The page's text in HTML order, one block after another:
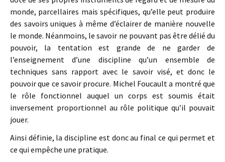
monde, parcellaires mais spécifiques, qu’elle peut produire
des savoirs uniques à même d’éclairer de manière nouvelle
le monde. Néanmoins, le savoir ne pouvant pas être délié du
pouvoir, la tentation est grande de ne garder de
l’enseignement d’une discipline qu’un ensemble de
techniques sans rapport avec le savoir visé, et donc le
pouvoir que ce savoir procure. Michel Foucault a montré que
le rôle fonctionnel auquel un corps est soumis était
inversement proportionnel au rôle politique qu’il pouvait
jouer.
Ainsi définie, la discipline est donc au final ce qui permet et
ce qui empêche une pratique.